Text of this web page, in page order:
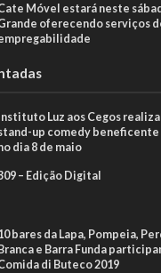
Móvel estará neste
oferecendo serviços
Instituto Luz aos Cegos
up comedy
dia 8 de maio
– Edição Digital
bares da Lapa, Pompeia,
Branca e Barra Funda
di Buteco 2019